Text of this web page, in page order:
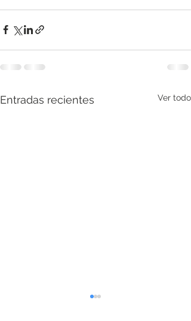
Entradas recientes Ver todo